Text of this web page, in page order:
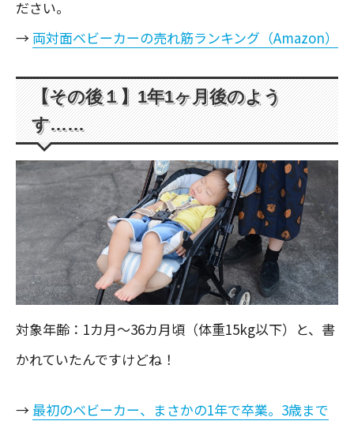
ださい。
→ 両対面ベビーカーの売れ筋ランキング（Amazon）
【その後１】1年1ヶ月後のよう
す……
対象年齢：1カ月〜36カ月頃（体重15kg以下）と、書
かれていたんですけどね！
→ 最初のベビーカー、まさかの1年で卒業。3歳まで